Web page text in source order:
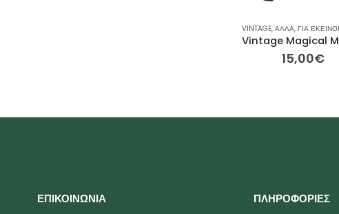
VINTAGE, ΆΛΛΑ, ΓΙΑ ΕΚΕΊΝΟΝ
15,00€
ΕΠΙΚΟΙΝΩΝΙΑ ΠΛΗΡΟΦΟΡΙΕΣ